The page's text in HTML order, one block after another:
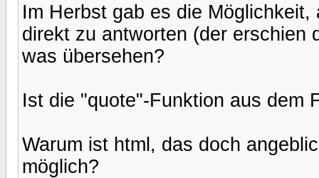
Im Herbst gab es die
direkt zu antworten (der erschien
was übersehen?
Ist die "quote"-Funktion aus dem
Warum ist html, das doch
möglich?